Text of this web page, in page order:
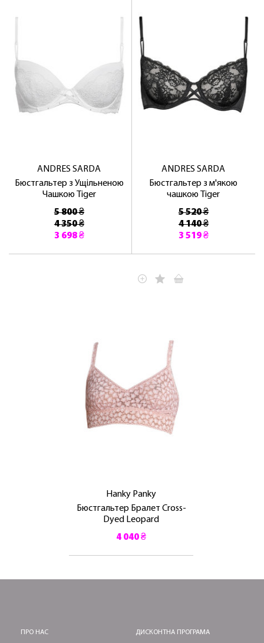
ANDRES SARDA
Бюстгальтер з Ущільненою
Чашкою Tiger
5 800 ₴
4 350 ₴
3 698 ₴
ANDRES SARDA
Бюстгальтер з м'якою
чашкою Tiger
5 520 ₴
4 140 ₴
3 519 ₴
Hanky ​​Panky
Бюстгальтер Бралет Cross-
Dyed Leopard
4 040 ₴
ПРО НАС
ДИСКОНТНА ПРОГРАМА